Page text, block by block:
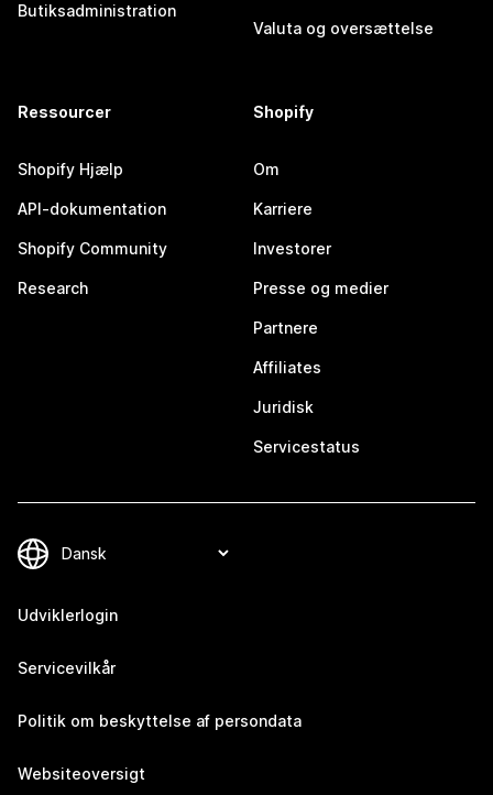
Butiksadministration
Valuta og oversættelse
Ressourcer
Shopify Hjælp
API-dokumentation
Shopify Community
Research
Shopify
Om
Karriere
Investorer
Presse og medier
Partnere
Affiliates
Juridisk
Servicestatus
Udviklerlogin
Servicevilkår
Politik om beskyttelse af persondata
Websiteoversigt